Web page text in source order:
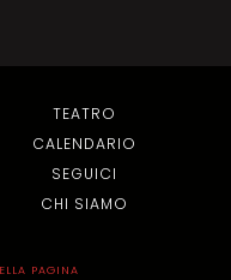
TEATRO
CALENDARIO
SEGUICI
CHI SIAMO
PAGINA